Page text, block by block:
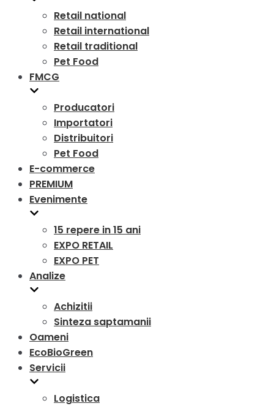
Retail national
Retail international
Retail traditional
Pet Food
FMCG
Producatori
Importatori
Distribuitori
Pet Food
E-commerce
PREMIUM
Evenimente
15 repere in 15 ani
EXPO RETAIL
EXPO PET
Analize
Achizitii
Sinteza saptamanii
Oameni
EcoBioGreen
Servicii
Logistica